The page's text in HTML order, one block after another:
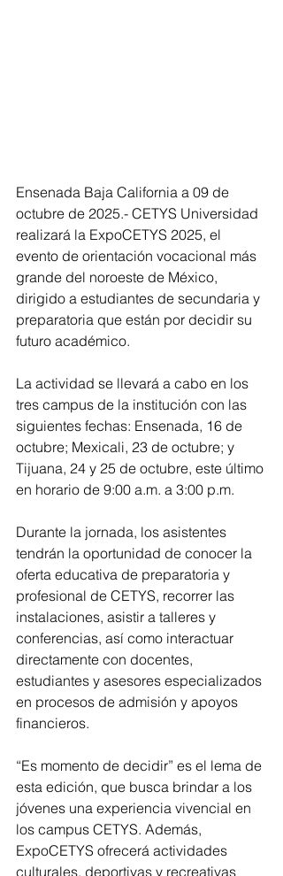
Ensenada Baja California a 09 de
octubre de 2025.- CETYS Universidad
realizará la ExpoCETYS 2025, el
evento de orientación vocacional más
grande del noroeste de México,
dirigido a estudiantes de secundaria y
preparatoria que están por decidir su
futuro académico.
La actividad se llevará a cabo en los
tres campus de la institución con las
siguientes fechas: Ensenada, 16 de
octubre; Mexicali, 23 de octubre; y
Tijuana, 24 y 25 de octubre, este último
en horario de 9:00 a.m. a 3:00 p.m.
Durante la jornada, los asistentes
tendrán la oportunidad de conocer la
oferta educativa de preparatoria y
profesional de CETYS, recorrer las
instalaciones, asistir a talleres y
conferencias, así como interactuar
directamente con docentes,
estudiantes y asesores especializados
en procesos de admisión y apoyos
financieros.
“Es momento de decidir” es el lema de
esta edición, que busca brindar a los
jóvenes una experiencia vivencial en
los campus CETYS. Además,
ExpoCETYS ofrecerá actividades
culturales, deportivas y recreativas